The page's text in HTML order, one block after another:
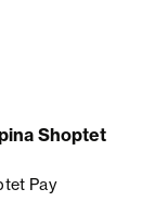
Shoptet
Pay